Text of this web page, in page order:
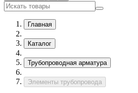
Главная
Каталог
Трубопроводная арматура
Элементы трубопровода